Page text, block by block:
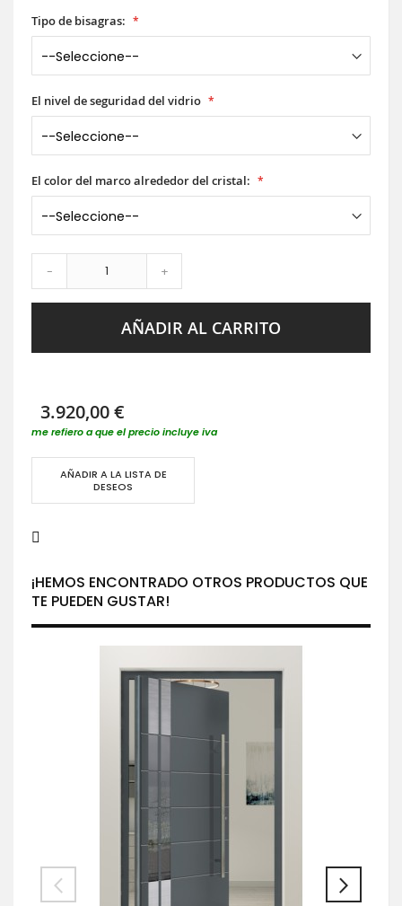
Tipo de bisagras:
El nivel de seguridad del vidrio
El color del marco alrededor del cristal:
- +
AÑADIR AL CARRITO
3.920,00 €
me refiero a que el precio incluye iva
AÑADIR A LA LISTA DE
DESEOS
¡HEMOS ENCONTRADO OTROS PRODUCTOS QUE
TE PUEDEN GUSTAR!